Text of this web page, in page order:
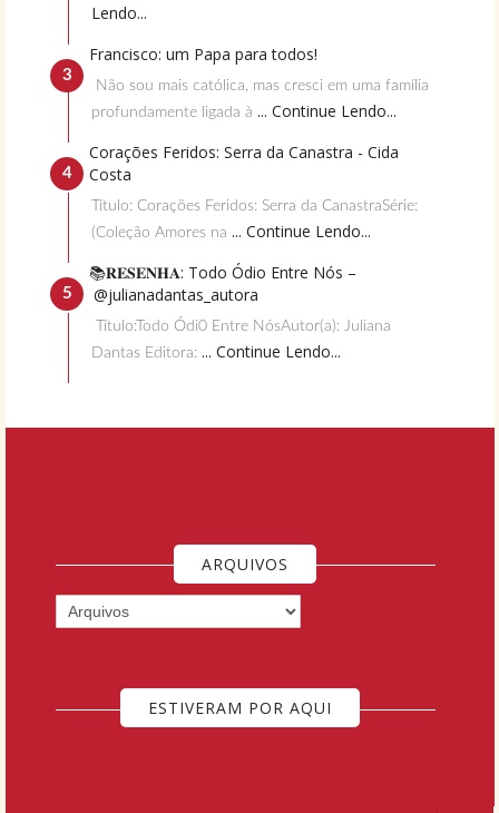
Lendo...
Francisco: um Papa para todos!
Não sou mais católica, mas cresci em uma família
profundamente ligada à ... Continue Lendo...
Corações Feridos: Serra da Canastra - Cida
Costa
Título: Corações Feridos: Serra da CanastraSérie:
(Coleção Amores na ... Continue Lendo...
📚𝐑𝐄𝐒𝐄𝐍𝐇𝐀: Todo Ódio Entre Nós –
@julianadantas_autora
Título:Todo Ódi0 Entre NósAutor(a): Juliana
Dantas Editora: ... Continue Lendo...
ARQUIVOS
ESTIVERAM POR AQUI